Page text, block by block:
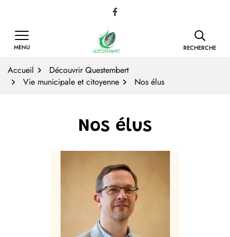
contenu
Lien vers le compte Facebook
MENU RECHERCHE
Accueil
Découvrir Questembert
Vie municipale et citoyenne
Nos élus
Nos élus